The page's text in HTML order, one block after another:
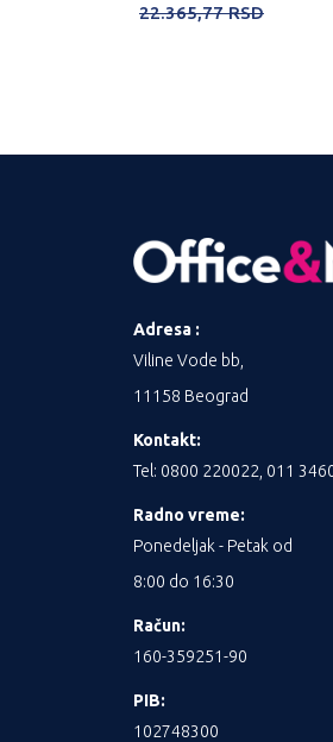
GN
22.365,77RSD
Adresa :
Viline Vode bb,
11158 Beograd
Kontakt:
Tel: 0800 220022, 011
Radno vreme:
Ponedeljak - Petak od
8:00 do 16:30
Račun:
160-359251-90
PIB:
102748300